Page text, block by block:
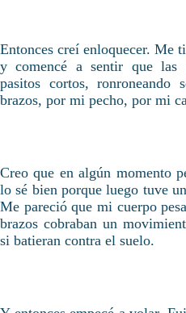
Entonces creí enloquecer. Me
y comencé a sentir que las
pasitos cortos,
brazos, por mi pecho, por mi
Creo que en algún momento
lo sé bien porque luego tuve
Me pareció que mi cuerpo
brazos cobraban un
si batieran contra el suelo.